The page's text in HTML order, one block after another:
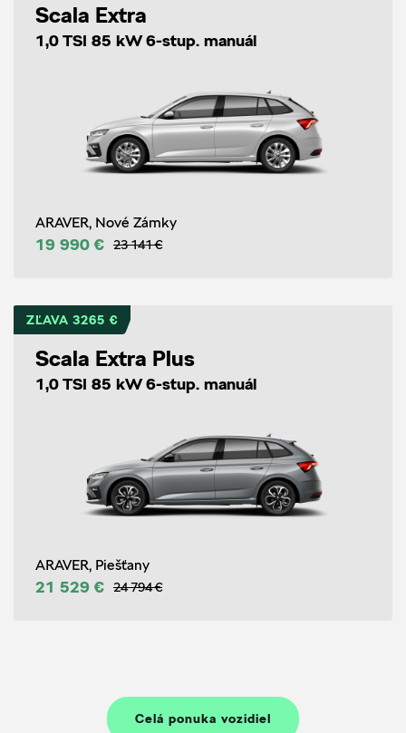
Scala Extra
1,0 TSI 85 kW 6-stup. manuál
ARAVER, Nové Zámky
19 990 € 23 141 €
ZĽAVA 3265 €
Scala Extra Plus
1,0 TSI 85 kW 6-stup. manuál
ARAVER, Piešťany
21 529 € 24 794 €
Celá ponuka vozidiel